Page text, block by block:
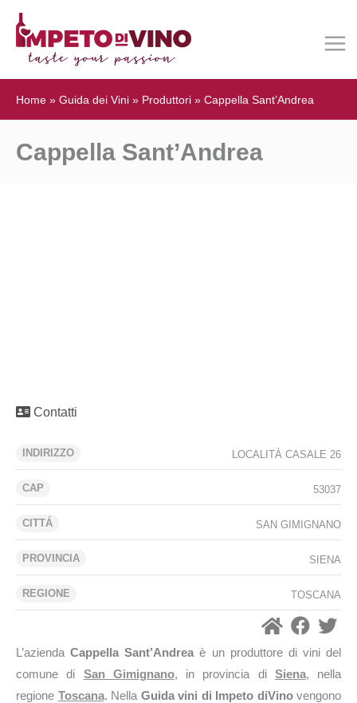
Home » Guida dei Vini » Produttori » Cappella Sant’Andrea
Cappella Sant’Andrea
Contatti
INDIRIZZO LOCALITÀ CASALE 26
CAP 53037
CITTÁ SAN GIMIGNANO
PROVINCIA SIENA
REGIONE TOSCANA
L’aziendaCappella Sant’Andreaè un produttore di vini del
comune di San Gimignano, in provincia di Siena, nella
regione Toscana. Nella Guida vini di Impeto diVinovengono